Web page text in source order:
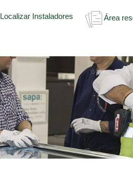
Localizar Instaladores Área